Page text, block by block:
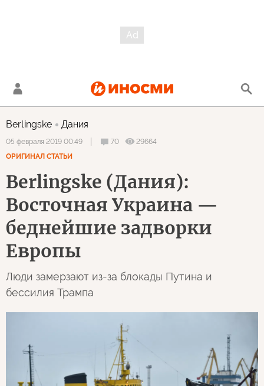
Berlingske Дания
05 февраля 2019 00:49 70
29664
ОРИГИНАЛ СТАТЬИ
Berlingske (Дания):
Восточная Украина —
беднейшие задворки
Европы
Люди замерзают из-за блокады Путина и
бессилия Трампа